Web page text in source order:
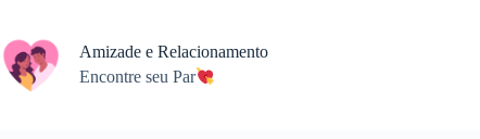
content
Amizade e Relacionamento
Encontre seu Par